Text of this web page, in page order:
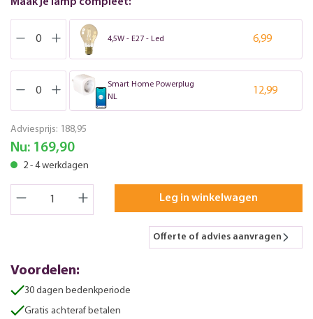
4,5W - E27 - Led 6,99
Smart Home Powerplug
NL
12,99
Adviesprijs: 188,95
Nu: 169,90
2 - 4 werkdagen
Leg in winkelwagen
Offerte of advies aanvragen
Voordelen:
30 dagen bedenkperiode
Gratis achteraf betalen